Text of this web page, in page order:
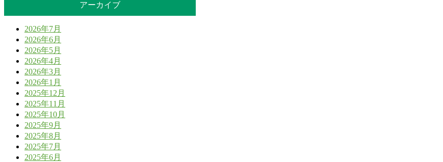
アーカイブ
2026年7月
2026年6月
2026年5月
2026年4月
2026年3月
2026年1月
2025年12月
2025年11月
2025年10月
2025年9月
2025年8月
2025年7月
2025年6月